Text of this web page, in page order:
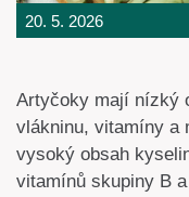
20. 5. 2026
Artyčoky mají nízký
vlákninu, vitamíny a
vysoký obsah
vitamínů skupiny B